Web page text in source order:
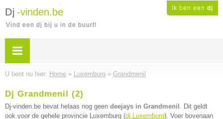
Ik ben een dj
Dj -vinden.be
Vind een dj bij u in de buurt!
U bent nu hier: Home » Luxemburg » Grandmenil
Dj Grandmenil (2)
Dj-vinden.be bevat helaas nog geen deejays in Grandmenil . Dit geldt
ook voor de gehele provincie Luxemburg (dj Luxemburg). Voer bovenaan